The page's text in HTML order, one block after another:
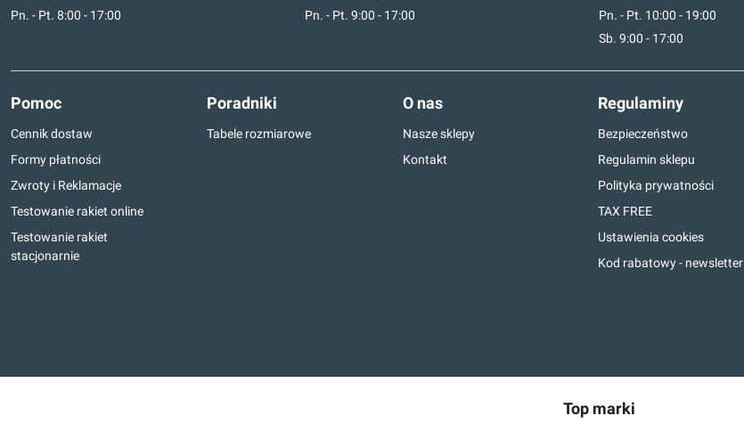
Pn. - Pt. 8:00 - 17:00
Pn. - Pt. 9:00 - 17:00
Pn. - Pt. 10:00 - 19:00
Sb. 9:00 - 17:00
Pomoc
Cennik dostaw
Formy płatności
Zwroty i Reklamacje
Testowanie rakiet online
Testowanie rakiet
stacjonarnie
Poradniki
Tabele rozmiarowe
O nas
Nasze sklepy
Kontakt
Regulaminy
Bezpieczeństwo
Regulamin sklepu
Polityka prywatności
TAX FREE
Ustawienia cookies
Kod rabatowy - newsletter
Top marki